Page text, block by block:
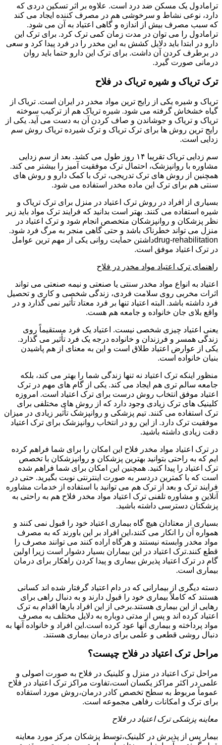
ترامادول یک مسکن ضد درد است. علاوه بر اثر تسکین دردی که
دارد، نوعی نشاط و سرخوشی هم در مصرف کننده ایجاد می کند
که سبب مصرف بیش از اندازه و گاهی اعتیاد به آن می شود.
ترامادول را می توان در مدت زمان کمی ترک کرد. برای ترک این
دارو در ابتدا باید دلایل کشش به این مخدر را در فرد پیدا کرد و سعی
در برطرف کردن آن داشت. برای ترک این دارو حتما باید روان
درمانی صورت گیرد.
ترک تریاک و شیره تریاک در فلاح
تریاک و شیره یکی از رایج ترین مواد مخدر در ایران است. تریاک از
گیاه خشخاش گرفته می شود. شیره تریاک هم از ترکیب سوخته
تریاک و تریاک و جوشاندن و صاف کردن آن به دست می آید. یکی از
رایج ترین روش ها برای ترک تریاک و ترک شیرده تریاک روش سم
زدایی است.
سم زدایی تریاک تقریبا ۱۴ روز طول می کشد. بعد از سم زدایی
مشاوره با روانپزشک، احتمال ترک موفقیت آمیز را بیشتر می کند.
همچنین از روش های ترک تدریجی، ترک با کمک دارو و روش های
سنتی هم برای ترک این ماده مخدر استفاده می شود.
بسیاری از افراد در روش ترک اعتیاد در منزل برای ترک تریاک و
شیره استفاده می کنند. بهتر است بدانید که فرایند ترک مواد باید زیر
نظر پزشکان و روانپزشکان متخصص انجام شود و ترک اعتیاد در
منزل می تواند خطرناک باشد و حتی گاهی منجر به مرگ فرد شود.
drug-rehabilitationداشتن حمایت روانی یکی از مهم ترین عوامل
در ترک اعتیاد موفق است.
راهنمای ترک اعتیاد مواد مخدر در فلاح
اعتیاد به انواع مواد مخدر سنتی یا صنعتی و نیمه صنعتی می تواند
اثرات مخربی روی سلامت فردی، زندگی شخصی و کاری و تحصیل
فرد داشته باشد. البته اعتیاد تنها بر فرد معتاد تأثیر نمی گذارد و در
واقع بلای جان خانواده و جامعه هم هست.
یعنی اعتیاد چیزی شخصی نیست. اعتیاد یک فرد مستقیماً روی
زندگی همسر و فرزندان و خانواده درجه یک فرد تأثیر می گذارد.
یکی از عوارض اعتیاد طلاق است و این به معنای از هم پاشیدن
بنیان خانواده است.
منظور اینکه ترک اعتیاد نه تنها زندگی شما را بهتر می کند، بلکه
جامعه سالم تری هم ایجاد می کند. یکی از گام های مهم در ترک
اعتیاد موفق انتخاب روش درست برای ترک اعتیاد است. امروزه
کلینیک های ترک زیادی وجود دارد که از روش های مختلفی برای
ترک استفاده می کنند. تیم پزشکی و روانپزشک تأثیر زیادی در میزان
موفقیت ترک دارد. از این رو در انتخاب روانپزشک برای ترک اعتیاد
دقت زیادی داشته باشید.
در ترک اعتیاد مواد مخدر فلاح این امکان را برای شما فراهم کرده
ایم که به راحتی بتوانید بهترین پزشکان و روانپزشکان با تخصص
ترک اعتیاد را پیدا کنید. همچنین این امکان برای شما فراهم شده
است که با کمترین دردسر به صورت اینترنتی نوبت بگیرید. حتی در
فرایند ترک و بعد از ترک هم می توانید با استفاده از خدمات مشاوره
آنلاین و مشاوره تلفنی ترک اعتیاد مواد مخدر فلاح هم به راحتی به
پزشکتان دسترسی داشته باشید.
بسیاری از معتادان هیچ گاه بیماری اعتیاد خود را قبول نمی کنند و
همواره آن را انکار می کنند،این افراد بر این باورند که به مصرف
مواد مخدر وابسته نیستند و هرگاه اراده کنند می توانند مصرف را
قطع کنند.ترک اعتیاد در این بیماران بسیار دشوار است زیرا اولین
گام در ترک اعتیاد پذیرش بیماری و پیدا کردن راهکار برای درمان
بیماری است.
دسته دیگری از بیمارانی که در دام اعتیاد گرفتار شده اند کسانی
هستند که کاملاً بیماری خود را قبول دارند و به دنبال راهی برای
رهایی از این بیماری هستند.برخی از این افراد بارها اقدام به ترک
اعتیاد کرده اند و پس از مدتی دوباره به دلایل مختلف به مصرف
مواد پرداخته و بیماری آنها عود کرده است.این افراد و خانواده آنها به
دنبال روشی قطعی و علمی برای درمان بیماری هستند.
مراحل ترک اعتیاد در فلاح چیست؟
مراحل ترک اعتیاد در منزل و کلینیک در فلاح به صورت اصولی و
علمی در اکثر مراکز یکسان است،تفاوت مراکز ترک اعتیاد در فلاح
عموماً مربوط به سطح تخصص کادر درمان،روش مورد استفاده
برای ترک و امکانات رفاهی مجموعه است.
معاینه پزشکی ترک اعتیاد در فلاح
بیمار پس از پذیرش در کلینیک،توسط پزشکان مرکز مورد معاینه